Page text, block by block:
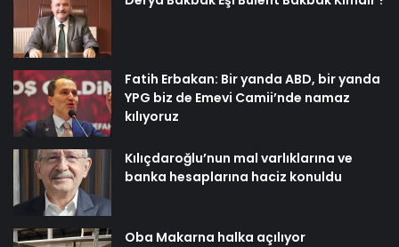
Fatih Erbakan: Bir yanda ABD, bir yanda
YPG biz de Emevi Camii’nde namaz
kılıyoruz
Kılıçdaroğlu’nun mal varlıklarına ve
banka hesaplarına haciz konuldu
Oba Makarna halka açılıyor